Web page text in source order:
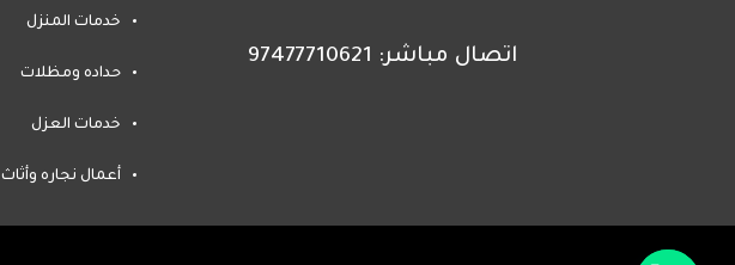
خدمات المنزل
حداده ومظلات
خدمات العزل
أعمال نجاره وأثاث
اتصال مباشر: 97477710621